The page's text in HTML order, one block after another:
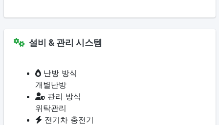
설비 & 관리 시스템
난방 방식
개별난방
관리 방식
위탁관리
전기차 충전기